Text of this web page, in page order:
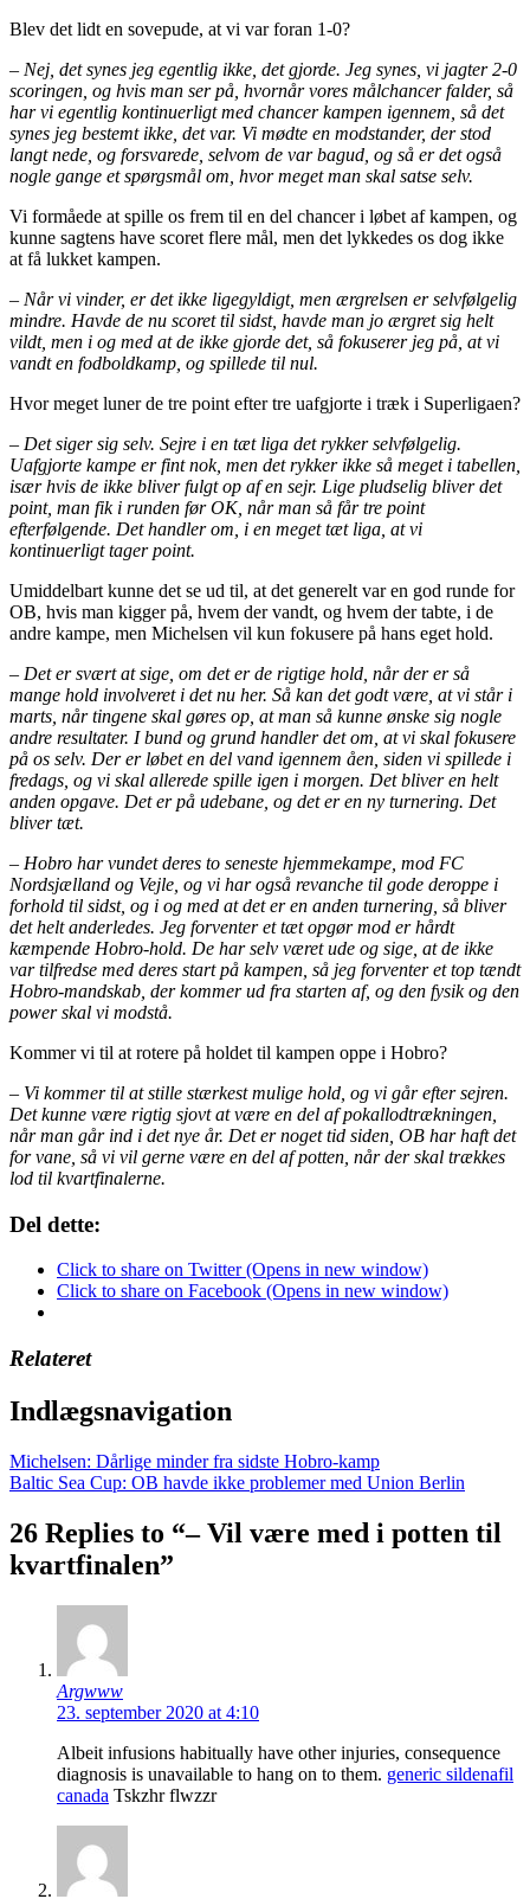
Blev det lidt en sovepude, at vi var foran 1-0?
– Nej, det synes jeg egentlig ikke, det gjorde. Jeg synes, vi jagter 2-0
scoringen, og hvis man ser på, hvornår vores målchancer falder, så
har vi egentlig kontinuerligt med chancer kampen igennem, så det
synes jeg bestemt ikke, det var. Vi mødte en modstander, der stod
langt nede, og forsvarede, selvom de var bagud, og så er det også
nogle gange et spørgsmål om, hvor meget man skal satse selv.
Vi formåede at spille os frem til en del chancer i løbet af kampen, og
kunne sagtens have scoret flere mål, men det lykkedes os dog ikke
at få lukket kampen.
– Når vi vinder, er det ikke ligegyldigt, men ærgrelsen er selvfølgelig
mindre. Havde de nu scoret til sidst, havde man jo ærgret sig helt
vildt, men i og med at de ikke gjorde det, så fokuserer jeg på, at vi
vandt en fodboldkamp, og spillede til nul.
Hvor meget luner de tre point efter tre uafgjorte i træk i Superligaen?
– Det siger sig selv. Sejre i en tæt liga det rykker selvfølgelig.
Uafgjorte kampe er fint nok, men det rykker ikke så meget i tabellen,
især hvis de ikke bliver fulgt op af en sejr. Lige pludselig bliver det
point, man fik i runden før OK, når man så får tre point
efterfølgende. Det handler om, i en meget tæt liga, at vi
kontinuerligt tager point.
Umiddelbart kunne det se ud til, at det generelt var en god runde for
OB, hvis man kigger på, hvem der vandt, og hvem der tabte, i de
andre kampe, men Michelsen vil kun fokusere på hans eget hold.
– Det er svært at sige, om det er de rigtige hold, når der er så
mange hold involveret i det nu her. Så kan det godt være, at vi står i
marts, når tingene skal gøres op, at man så kunne ønske sig nogle
andre resultater. I bund og grund handler det om, at vi skal fokusere
på os selv. Der er løbet en del vand igennem åen, siden vi spillede i
fredags, og vi skal allerede spille igen i morgen. Det bliver en helt
anden opgave. Det er på udebane, og det er en ny turnering. Det
bliver tæt.
– Hobro har vundet deres to seneste hjemmekampe, mod FC
Nordsjælland og Vejle, og vi har også revanche til gode deroppe i
forhold til sidst, og i og med at det er en anden turnering, så bliver
det helt anderledes. Jeg forventer et tæt opgør mod er hårdt
kæmpende Hobro-hold. De har selv været ude og sige, at de ikke
var tilfredse med deres start på kampen, så jeg forventer et top tændt
Hobro-mandskab, der kommer ud fra starten af, og den fysik og den
power skal vi modstå.
Kommer vi til at rotere på holdet til kampen oppe i Hobro?
– Vi kommer til at stille stærkest mulige hold, og vi går efter sejren.
Det kunne være rigtig sjovt at være en del af pokallodtrækningen,
når man går ind i det nye år. Det er noget tid siden, OB har haft det
for vane, så vi vil gerne være en del af potten, når der skal trækkes
lod til kvartfinalerne.
Del dette:
Click to share on Twitter (Opens in new window)
Click to share on Facebook (Opens in new window)
Relateret
Indlægsnavigation
Michelsen: Dårlige minder fra sidste Hobro-kamp
Baltic Sea Cup: OB havde ikke problemer med Union Berlin
26 Replies to “– Vil være med i potten til
kvartfinalen”
Argwww
23. september 2020 at 4:10
Albeit infusions habitually have other injuries, consequence
diagnosis is unavailable to hang on to them. generic sildenafil
canada Tskzhr flwzzr